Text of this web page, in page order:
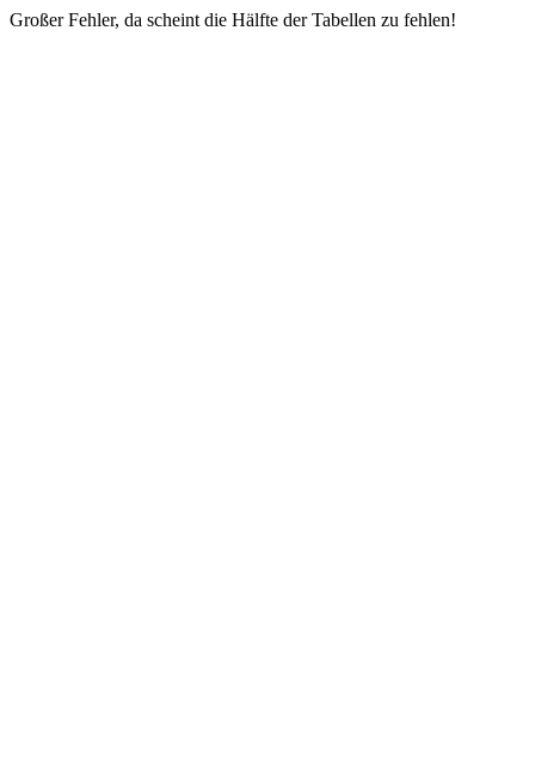
Großer Fehler, da scheint die Hälfte der Tabellen zu fehlen!